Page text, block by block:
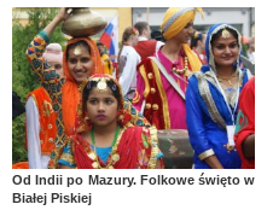
Od Indii po Mazury. Folkowe święto w
Białej Piskiej